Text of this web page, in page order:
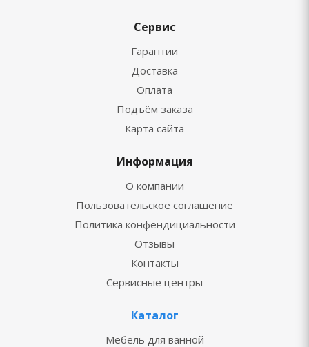
Сервис
Гарантии
Доставка
Оплата
Подъём заказа
Карта сайта
Информация
О компании
Пользовательское соглашение
Политика конфендициальности
Отзывы
Контакты
Сервисные центры
Каталог
Мебель для ванной